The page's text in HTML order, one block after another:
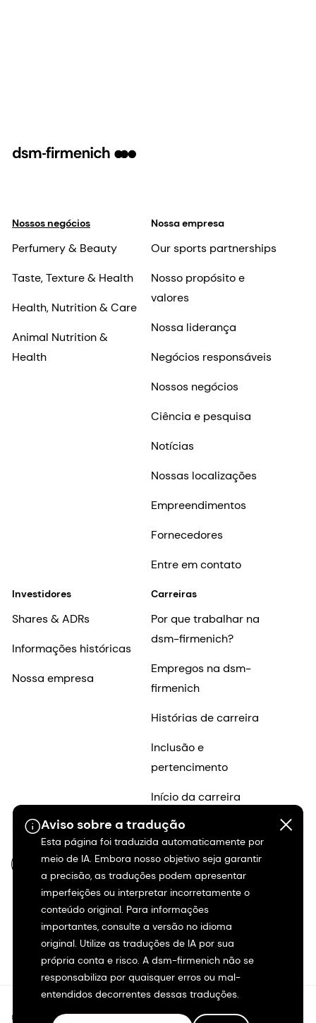
Aviso sobre a tradução
Esta página foi traduzida automaticamente por
meio de IA. Embora nosso objetivo seja garantir
a precisão, as traduções podem apresentar
imperfeições ou interpretar incorretamente o
conteúdo original. Para informações
importantes, consulte a versão no idioma
original. Utilize as traduções de IA por sua
própria conta e risco. A dsm-firmenich não se
responsabiliza por quaisquer erros ou mal-
entendidos decorrentes dessas traduções.
Nossos negócios
Perfumery & Beauty
Taste, Texture & Health
Health, Nutrition & Care
Animal Nutrition &
Health
Nossa empresa
Our sports partnerships
Nosso propósito e
valores
Nossa liderança
Negócios responsáveis
Nossos negócios
Ciência e pesquisa
Notícias
Nossas localizações
Empreendimentos
Fornecedores
Entre em contato
Investidores
Shares & ADRs
Informações históricas
Nossa empresa
Carreiras
Por que trabalhar na
dsm-firmenich?
Empregos na dsm-
firmenich
Histórias de carreira
Inclusão e
pertencimento
Início da carreira
PT-BR
©2026 dsm-firmenich. Todos os direitos reservados.